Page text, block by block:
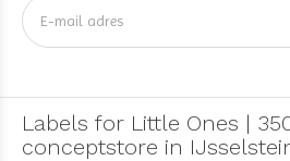
Labels for Little Ones |
conceptstore in